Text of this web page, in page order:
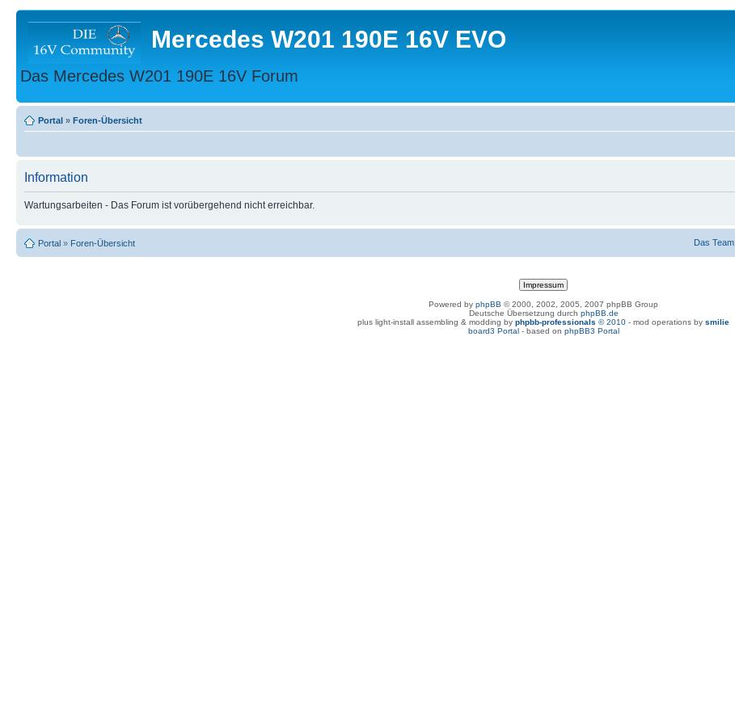
Mercedes W201 190E 16V EVO
Das Mercedes W201 190E 16V Forum
Portal » Foren-Übersicht
Information
Wartungsarbeiten - Das Forum ist vorübergehend nicht erreichbar.
Portal » Foren-Übersicht Das Team
Powered by phpBB © 2000, 2002, 2005, 2007 phpBB Group
Deutsche Übersetzung durch phpBB.de
plus light-install assembling & modding by phpbb-professionals © 2010 - mod operations by smilie
board3 Portal- based on phpBB3 Portal